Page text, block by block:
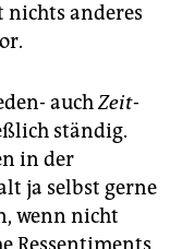
nichts anderes
auchZeit-
ständig.
in der
ja selbst gerne
wenn nicht